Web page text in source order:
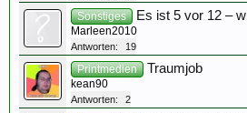
Sonstiges Es ist 5 vor 12 –
Marleen2010
Antworten: 19
Printmedien Traumjob
kean90
Antworten: 2